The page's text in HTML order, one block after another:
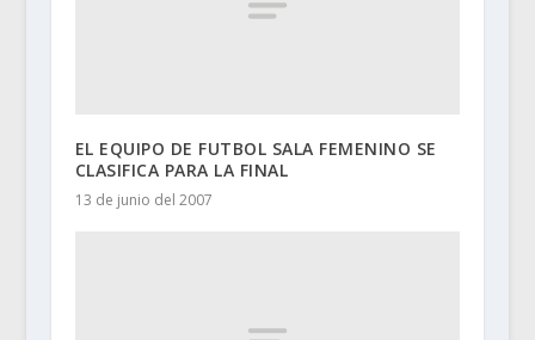
EL EQUIPO DE FUTBOL SALA FEMENINO SE
CLASIFICA PARA LA FINAL
13 de junio del 2007